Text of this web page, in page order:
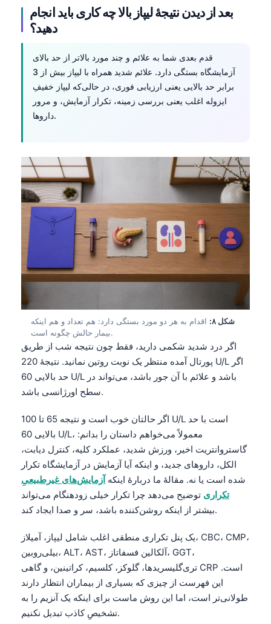
بعد از دیدن نتیجهٔ لیپاز بالا چه کاری باید انجام
دهید؟
قدم بعدی شما به علائم و چند مورد بالاتر از حد بالای
آزمایشگاه بستگی دارد. علائم شدید همراه با لیپاز بیش از 3
برابر حد بالایی یعنی ارزیابی فوری، در حالی‌که لیپاز خفیفِ
ایزوله اغلب یعنی بررسی زمینه، تکرار آزمایش، و مرور
داروها.
شکل ۸:
اقدام به هر دو مورد بستگی دارد: هم تعداد و هم اینکه
بیمار حالش چگونه است.
اگر درد شدید شکمی دارید، فقط چون نتیجه شب از طریق
پورتال آمده منتظر یک نوبت روتین نمانید. نتیجهٔ 220 U/L اگر
حد بالایی 60 U/L باشد و علائم با آن جور باشد، می‌تواند در
سطح اورژانسی باشد.
اگر حالتان خوب است و نتیجه 65 تا 100 U/L است با حد
بالایی 60 U/L، معمولاً می‌خواهم داستان را بدانم:
گاستروانتریت اخیر، ورزش شدید، عملکرد کلیه، کنترل دیابت،
الکل، داروهای جدید، و اینکه آیا آزمایش در آزمایشگاه تکرار
شده است یا نه. مقالهٔ ما دربارهٔ اینکهآزمایش‌های غیرطبیعیِ
تکراری توضیح می‌دهد چرا تکرار خیلی زودهنگام می‌تواند
بیشتر از اینکه روشن‌کننده باشد، سر و صدا ایجاد کند.
یک پنل تکراری منطقی اغلب شامل لیپاز، آمیلاز، CBC، CMP،
بیلی‌روبین، ALT، AST، آلکالین فسفاتاز، GGT،
تری‌گلیسریدها، گلوکز، کلسیم، کراتینین، و گاهی CRP است.
این فهرست از چیزی که بسیاری از بیماران انتظار دارند
طولانی‌تر است، اما این روش ماست برای اینکه یک آنزیم را به
تشخیصِ کاذب تبدیل نکنیم.
Shqip
বাংলা
اردو
मराठी
தமிழ்
ગુજરાતી
ಕನ್ನಡ
മലയാളം
Bahasa Melayu
Tagalog
ไทย
ဗမာစာ
ភាសាខ្មែរ
Українська
O‘zbekcha
Català
Қазақ тілі
Suomi
Hrvatski
پښتو
سنڌي
සිංහල
Galego
Latviešu valoda